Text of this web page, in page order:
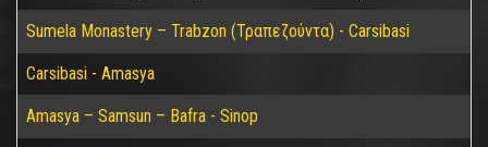
Sumela Monastery – Trabzon (Τραπεζούντα) - Carsibasi
Carsibasi - Amasya
Amasya – Samsun – Bafra - Sinop